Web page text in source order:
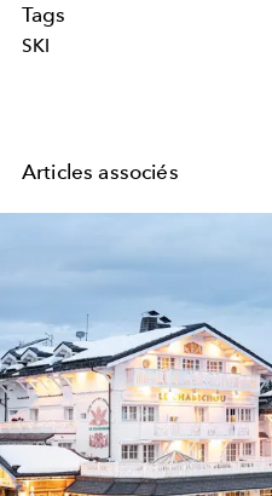
Tags
SKI
Articles associés